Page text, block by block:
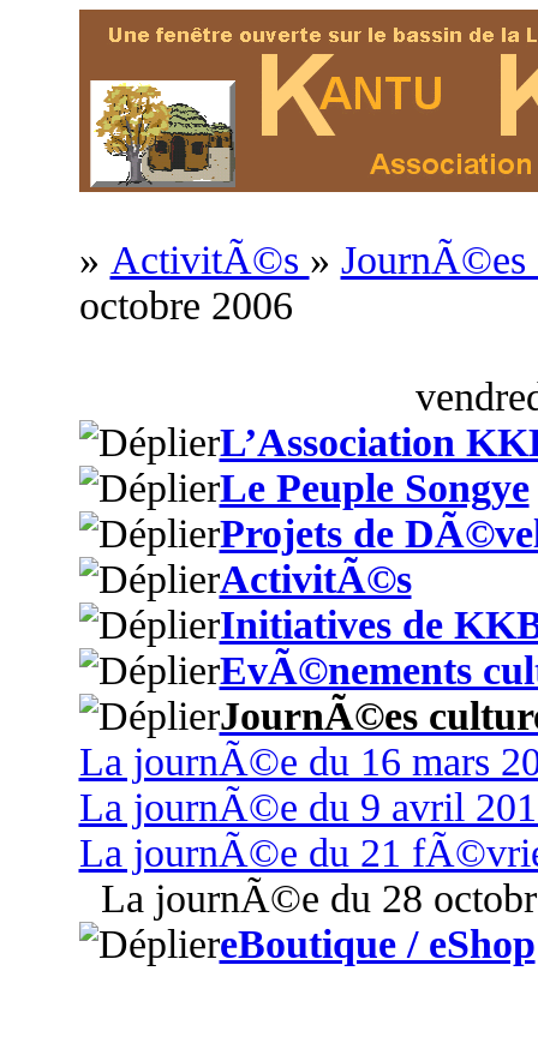
» ActivitÃ©s » JournÃ©es
octobre 2006
L’Association
Le Peuple Songye
Projets de
ActivitÃ©s
Initiatives de
EvÃ©nements
JournÃ©es
La journÃ©e du 16 mars
La journÃ©e du 9 avril
La journÃ©e du 21
La journÃ©e du 28
eBoutique / eShop